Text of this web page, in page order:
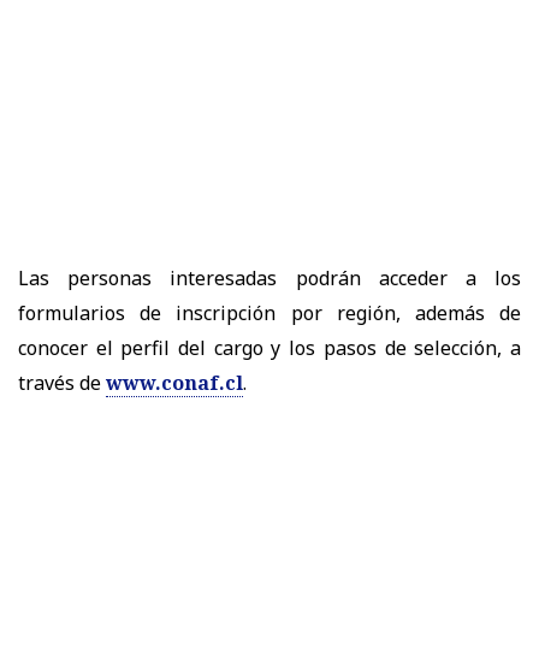
Las personas interesadas podrán acceder a los
formularios de inscripción por región, además de
conocer el perfil del cargo y los pasos de selección, a
través dewww.conaf.cl.